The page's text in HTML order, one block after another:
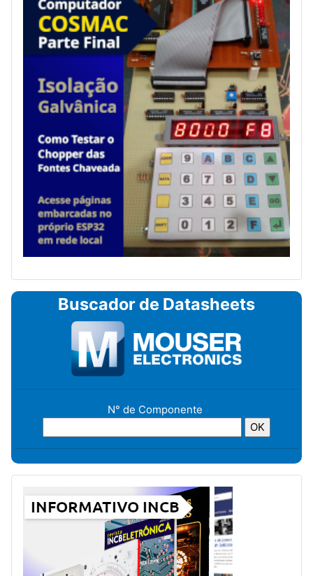
Buscador de Datasheets
N° de Componente